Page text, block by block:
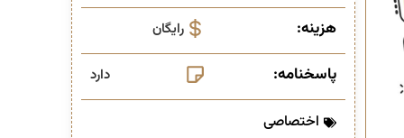
هزینه: رایگان
پاسخنامه: دارد
اختصاصی